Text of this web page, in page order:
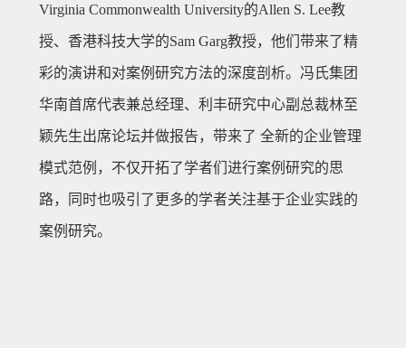
Virginia Commonwealth University的Allen S. Lee教
授、香港科技大学的Sam Garg教授，他们带来了精
彩的演讲和对案例研究方法的深度剖析。冯氏集团
华南首席代表兼总经理、利丰研究中心副总裁林至
颖先生出席论坛并做报告，带来了 全新的企业管理
模式范例，不仅开拓了学者们进行案例研究的思
路，同时也吸引了更多的学者关注基于企业实践的
案例研究。